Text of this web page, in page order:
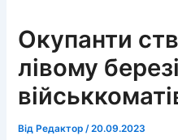
Окупанти
лівому
Від Редактор/20.09.2023